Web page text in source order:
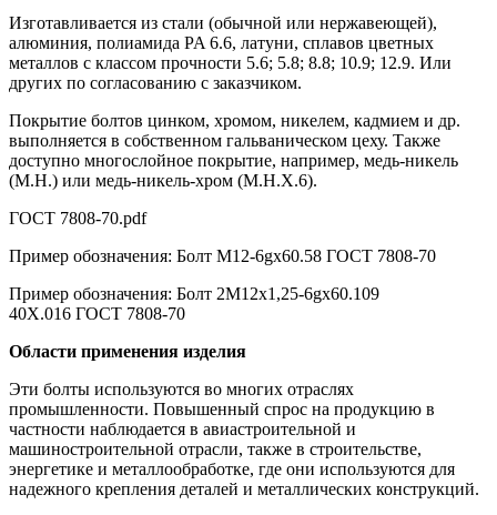
Изготавливается из стали (обычной или нержавеющей),
алюминия, полиамида PA 6.6, латуни, сплавов цветных
металлов с классом прочности 5.6; 5.8; 8.8; 10.9; 12.9. Или
других по согласованию с заказчиком.
Покрытие болтов цинком, хромом, никелем, кадмием и др.
выполняется в собственном гальваническом цеху. Также
доступно многослойное покрытие, например, медь-никель
(М.Н.) или медь-никель-хром (М.Н.Х.6).
ГОСТ 7808-70.pdf
Пример обозначения: Болт M12-6gx60.58 ГОСТ 7808-70
Пример обозначения: Болт 2M12x1,25-6gx60.109
40X.016 ГОСТ 7808-70
Области применения изделия
Эти болты используются во многих отраслях
промышленности. Повышенный спрос на продукцию в
частности наблюдается в авиастроительной и
машиностроительной отрасли, также в строительстве,
энергетике и металлообработке, где они используются для
надежного крепления деталей и металлических конструкций.